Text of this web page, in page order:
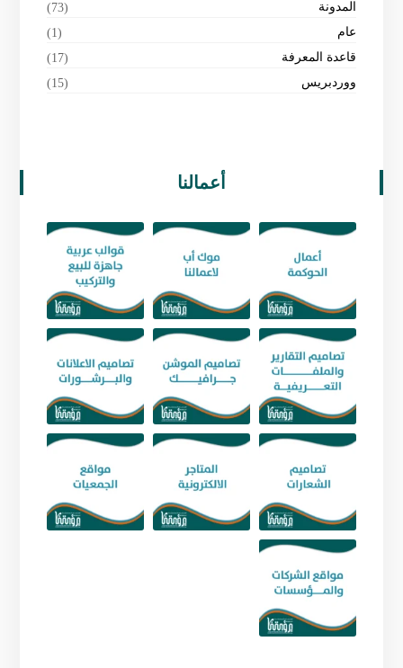
المدونة
(73)
عام
(1)
قاعدة المعرفة
(17)
ووردبريس
(15)
أعمالنا